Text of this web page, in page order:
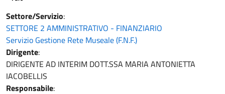
Settore/Servizio:
SETTORE 2 AMMINISTRATIVO - FINANZIARIO
Servizio Gestione Rete Museale (F.N.F.)
Dirigente:
DIRIGENTE AD INTERIM DOTT.SSA MARIA ANTONIETTA
IACOBELLIS
Responsabile: